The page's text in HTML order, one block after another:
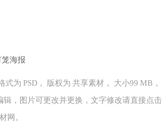
为 PSD， 版权为 共享素材， 大小99 MB，
，图片可更改并更换，文字修改请直接点击
网。